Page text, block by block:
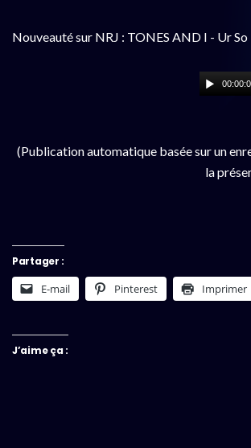
Nouveauté sur NRJ : TONES AND I - Ur
(Publication automatique basée sur un
la
Partager :
E-mail Pinterest Imprimer
J’aime ça :